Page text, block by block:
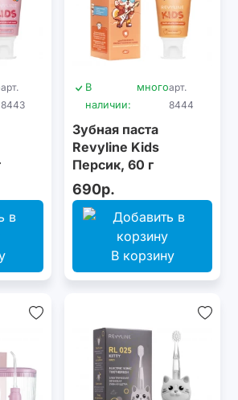
арт.
8443
В
наличии:
многоарт.
8444
Зубная паста
Revyline Kids
Персик, 60 г
690р.
В корзину